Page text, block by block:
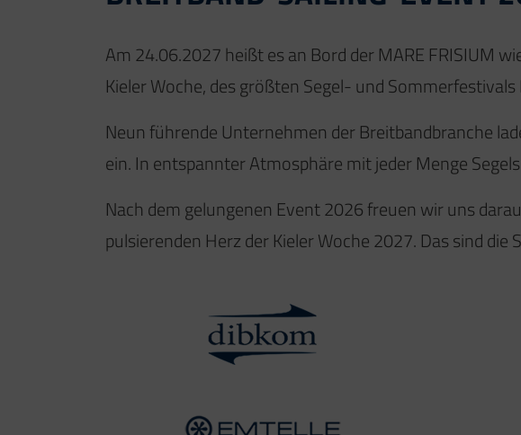
Am 24.06.2027 heißt es an Bord der MARE FRISIUM
Kieler Woche, des größten Segel- und Sommerfestivals
Neun führende Unternehmen der Breitbandbranche
ein. In entspannter Atmosphäre mit jeder Menge
Nach dem gelungenen Event 2026 freuen wir uns
pulsierenden Herz der Kieler Woche 2027. Das sind die